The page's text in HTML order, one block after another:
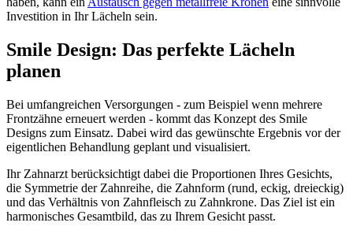
Investition in Ihr Lächeln sein.
Smile Design: Das perfekte Lächeln
planen
Bei umfangreichen Versorgungen - zum Beispiel wenn mehrere
Frontzähne erneuert werden - kommt das Konzept des Smile
Designs zum Einsatz. Dabei wird das gewünschte Ergebnis vor der
eigentlichen Behandlung geplant und visualisiert.
Ihr Zahnarzt berücksichtigt dabei die Proportionen Ihres Gesichts,
die Symmetrie der Zahnreihe, die Zahnform (rund, eckig, dreieckig)
und das Verhältnis von Zahnfleisch zu Zahnkrone. Das Ziel ist ein
harmonisches Gesamtbild, das zu Ihrem Gesicht passt.